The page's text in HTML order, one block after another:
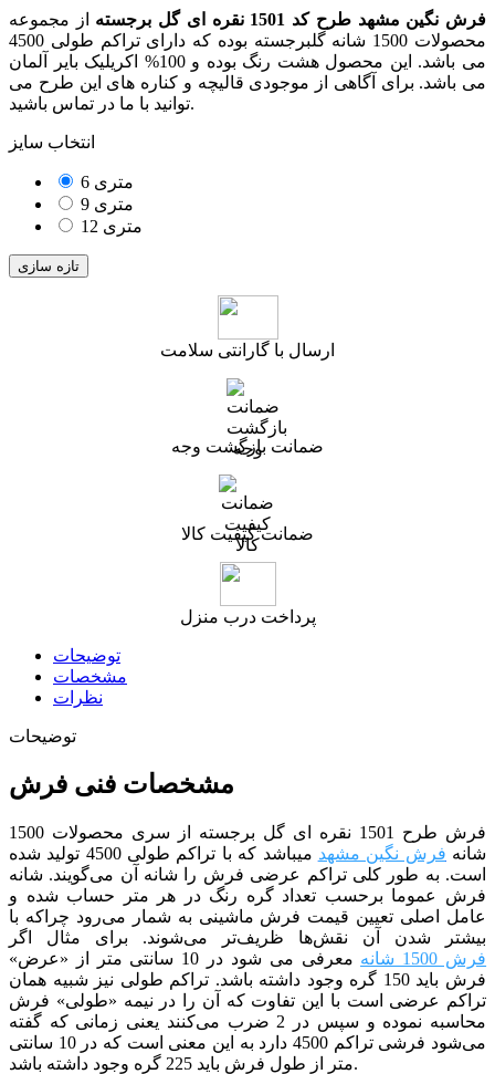
فرش نگین مشهد طرح کد 1501 نقره ای گل برجسته
از مجموعه
محصولات 1500 شانه گلبرجسته بوده که دارای تراکم طولی 4500
می باشد. این محصول هشت رنگ بوده و 100% اکریلیک بایر آلمان
می باشد. برای آگاهی از موجودی قالیچه و کناره های این طرح می
توانید با ما در تماس باشید.
انتخاب سایز
6 متری
9 متری
12 متری
ارسال با گارانتی سلامت
ضمانت بازگشت وجه
ضمانت کیفیت کالا
پرداخت درب منزل
توضیحات
مشخصات
نظرات
توضیحات
مشخصات فنی فرش
فرش طرح 1501 نقره ای گل برجسته
از سری محصولات 1500
شانه فرش نگین مشهد
می­باشد که با تراکم طولی 4500 تولید شده
است. به طور کلی تراکم عرضی فرش را شانه آن می‌گویند. شانه
فرش عموما برحسب تعداد گره رنگ در هر متر حساب شده و
عامل اصلی تعیین قیمت فرش ماشینی به شمار می‌رود چراکه با
بیشتر شدن آن نقش‌ها ظریف‌تر می‌شوند. برای مثال اگر
فرش 1500 شانه
معرفی می شود در 10 سانتی متر از «عرض»
فرش باید 150 گره وجود داشته باشد. تراکم طولی نیز شبیه همان
تراکم عرضی است با این تفاوت که آن را در نیمه «طولی» فرش
محاسبه نموده و سپس در 2 ضرب می‌کنند یعنی زمانی که گفته
می‌شود فرشی تراکم 4500 دارد به این معنی است که در 10 سانتی
متر از طول فرش باید 225 گره وجود داشته باشد.